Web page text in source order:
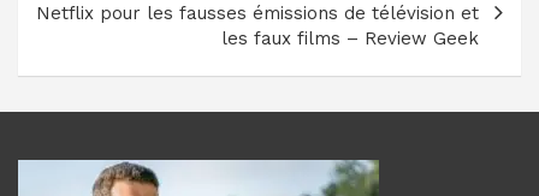
Netflix pour les fausses émissions de télévision et
les faux films – Review Geek